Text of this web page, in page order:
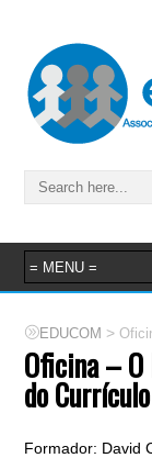
EDUCOM >
Oficina –
do Currículo
Formador: David